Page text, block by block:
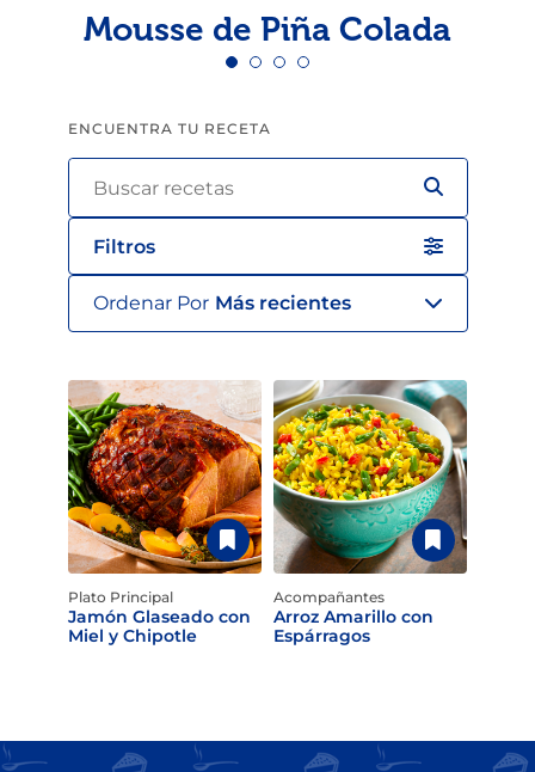
Mousse de Piña Colada
ENCUENTRA TU RECETA
Filtros
Ordenar Por Más recientes
Plato Principal
Jamón Glaseado con
Miel y Chipotle
Acompañantes
Arroz Amarillo con
Espárragos